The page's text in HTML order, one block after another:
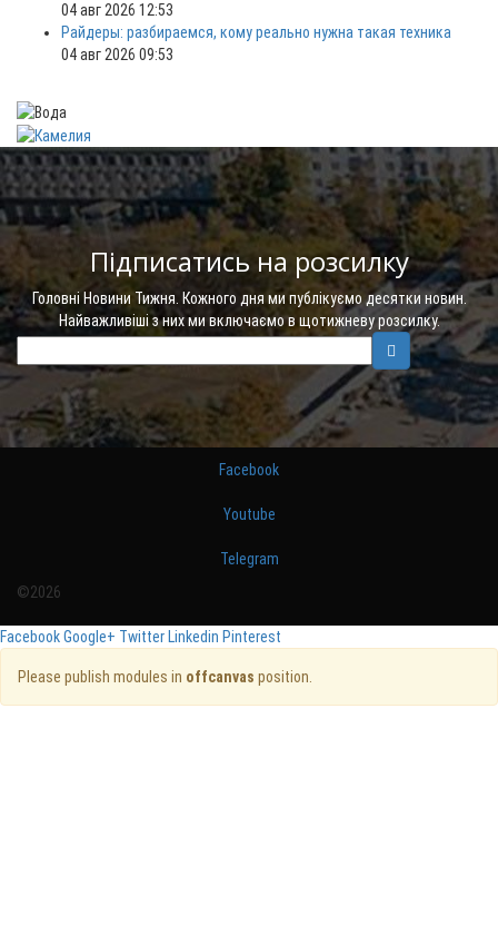
04 авг 2026 12:53
Райдеры: разбираемся, кому реально нужна такая техника
04 авг 2026 09:53
Підписатись на розсилку
Головні Новини Тижня. Кожного дня ми публікуємо десятки новин.
Найважливіші з них ми включаємо в щотижневу розсилку.
Facebook
Youtube
Telegram
©2026
FacebookGoogle+ Twitter Linkedin Pinterest
Please publish modules in offcanvas position.